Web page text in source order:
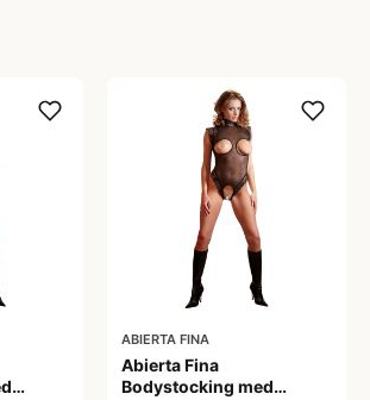
ABIERTA FINA
Abierta Fina
Bodystocking med